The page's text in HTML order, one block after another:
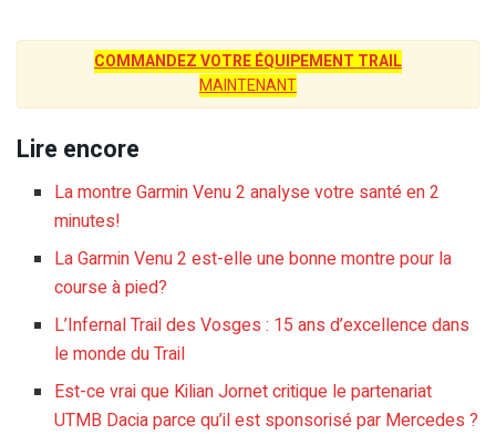
COMMANDEZ VOTRE ÉQUIPEMENT TRAIL
MAINTENANT
Lire encore
La montre Garmin Venu 2 analyse votre santé en 2
minutes!
La Garmin Venu 2 est-elle une bonne montre pour la
course à pied?
L’Infernal Trail des Vosges : 15 ans d’excellence dans
le monde du Trail
Est-ce vrai que Kilian Jornet critique le partenariat
UTMB Dacia parce qu’il est sponsorisé par Mercedes ?